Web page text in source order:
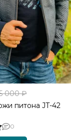
000 ₽
питона JT-42
0